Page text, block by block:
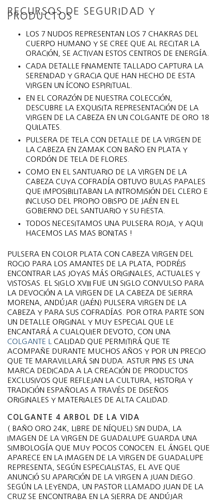
RECURSOS DE SEGURIDAD Y
PRODUCTOS
LOS 7 NUDOS REPRESENTAN LOS 7 CHAKRAS DEL
CUERPO HUMANO Y SE CREE QUE AL RECITAR LA
ORACIÓN, SE ACTIVAN ESTOS CENTROS DE ENERGÍA.
CADA DETALLE FINAMENTE TALLADO CAPTURA LA
SERENIDAD Y GRACIA QUE HAN HECHO DE ESTA
VIRGEN UN ÍCONO ESPIRITUAL.
EN EL CORAZÓN DE NUESTRA COLECCIÓN,
DESCUBRE LA EXQUISITA REPRESENTACIÓN DE LA
VIRGEN DE LA CABEZA EN UN COLGANTE DE ORO 18
QUILATES.
PULSERA DE TELA CON DETALLE DE LA VIRGEN DE
LA CABEZA EN ZAMAK CON BAÑO EN PLATA Y
CORDÓN DE TELA DE FLORES.
COMO EN EL SANTUARIO DE LA VIRGEN DE LA
CABEZA CUYA COFRADÍA OBTUVO BULAS PAPALES
QUE IMPOSIBILITABAN LA INTROMISIÓN DEL CLERO E
INCLUSO DEL PROPIO OBISPO DE JAÉN EN EL
GOBIERNO DEL SANTUARIO Y SU FIESTA.
TODOS NECESITAMOS UNA PULSERA ROJA, Y AQUI
HACEMOS LAS MAS BONITAS !
PULSERA EN COLOR PLATA CON CABEZA VIRGEN DEL
ROCIO PARA LOS AMANTES DE LA PLATA, PODRÉIS
ENCONTRAR LAS JOYAS MÁS ORIGINALES, ACTUALES Y
VISTOSAS. EL SIGLO XVIII FUE UN SIGLO CONVULSO PARA
LA DEVOCIÓN A LA VIRGEN DE LA CABEZA DE SIERRA
MORENA, ANDÚJAR (JAÉN) PULSERA VIRGEN DE LA
CABEZA Y PARA SUS COFRADÍAS. POR OTRA PARTE SON
UN DETALLE ORIGINAL Y MUY ESPECIAL QUE LE
ENCANTARÁ A CUALQUIER DEVOTO, CON UNA
COLGANTE L
CALIDAD QUE PERMITIRÁ QUE TE
ACOMPAÑE DURANTE MUCHOS AÑOS Y POR UN PRECIO
QUE TE MARAVILLARÁ SIN DUDA. ASTUR PINS ES UNA
MARCA DEDICADA A LA CREACIÓN DE PRODUCTOS
EXCLUSIVOS QUE REFLEJAN LA CULTURA, HISTORIA Y
TRADICIÓN ESPAÑOLAS A TRAVÉS DE DISEÑOS
ORIGINALES Y MATERIALES DE ALTA CALIDAD.
COLGANTE 4 ARBOL DE LA VIDA
( BAÑO ORO 24K, LIBRE DE NÍQUEL) SIN DUDA, LA
IMAGEN DE LA VIRGEN DE GUADALUPE GUARDA UNA
SIMBOLOGÍA QUE MUY POCOS CONOCEN. EL ÁNGEL QUE
APARECE EN LA IMAGEN DE LA VIRGEN DE GUADALUPE
REPRESENTA, SEGÚN ESPECIALISTAS, EL AVE QUE
ANUNCIÓ SU APARICIÓN DE LA VIRGEN A JUAN DIEGO.
SEGÚN LA LEYENDA, UN PASTOR LLAMADO JUAN DE LA
CRUZ SE ENCONTRABA EN LA SIERRA DE ANDÚJAR